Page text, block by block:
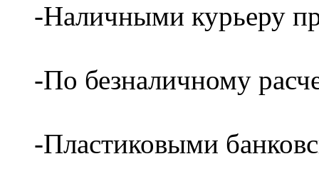
-Наличными курьеру
-По безналичному
-Пластиковыми